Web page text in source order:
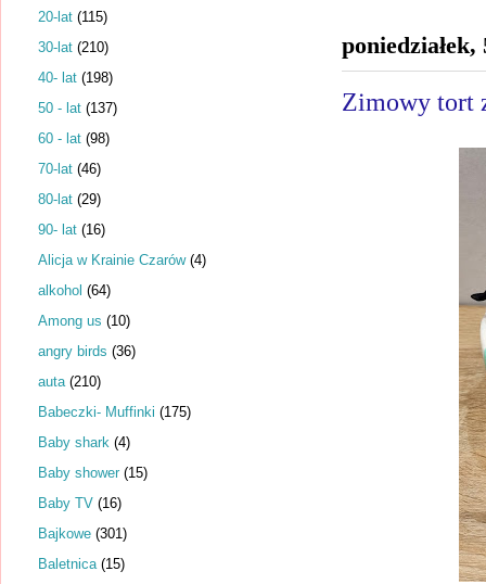
Zimowy tort
20-lat (115)
30-lat (210)
40- lat (198)
50 - lat (137)
60 - lat (98)
70-lat (46)
80-lat (29)
90- lat (16)
Alicja w Krainie Czarów (4)
alkohol (64)
Among us (10)
angry birds (36)
auta (210)
Babeczki- Muffinki (175)
Baby shark (4)
Baby shower (15)
Baby TV (16)
Bajkowe (301)
Baletnica (15)